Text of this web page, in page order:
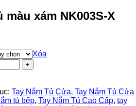
màu xám NK003S-X
Xóa
Tay Nắm Tủ Cửa, Tay Nắm Tủ Cửa
tủ bếp, Tay Nắm Tủ Cao Cấp, tay